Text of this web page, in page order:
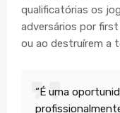
qualificatórias os
adversários por
ou ao destruírem a
“É uma